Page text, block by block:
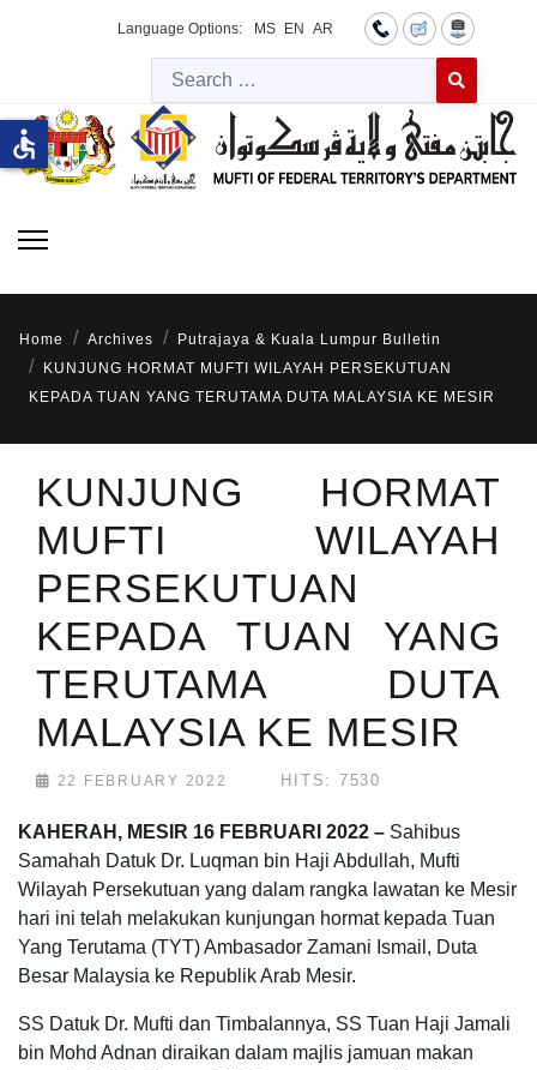
Language Options: MS EN AR
Type 2 or
Home Archives
Putrajaya & Kuala Lumpur Bulletin
KUNJUNG HORMAT MUFTI WILAYAH PERSEKUTUAN
KEPADA TUAN YANG TERUTAMA DUTA MALAYSIA KE MESIR
KUNJUNG HORMAT
MUFTI WILAYAH
PERSEKUTUAN
KEPADA TUAN YANG
TERUTAMA DUTA
MALAYSIA KE MESIR
22 FEBRUARY 2022 HITS: 7530
KAHERAH, MESIR 16 FEBRUARI 2022 – Sahibus
Samahah Datuk Dr. Luqman bin Haji Abdullah, Mufti
Wilayah Persekutuan yang dalam rangka lawatan ke Mesir
hari ini telah melakukan kunjungan hormat kepada Tuan
Yang Terutama (TYT) Ambasador Zamani Ismail, Duta
Besar Malaysia ke Republik Arab Mesir.
SS Datuk Dr. Mufti dan Timbalannya, SS Tuan Haji Jamali
bin Mohd Adnan diraikan dalam majlis jamuan makan
accessible